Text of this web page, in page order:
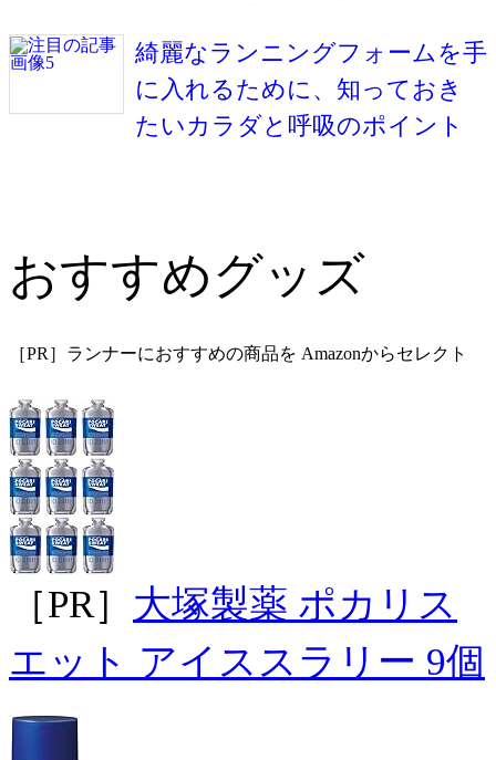
綺麗なランニングフォームを手
に入れるために、知っておき
たいカラダと呼吸のポイント
おすすめグッズ
［PR］ランナーにおすすめの商品を Amazonからセレクト
［PR］ 大塚製薬 ポカリス
エット アイススラリー 9個